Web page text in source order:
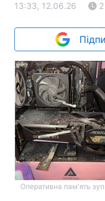
13:33, 12.06.26
Оперативна пам'ять